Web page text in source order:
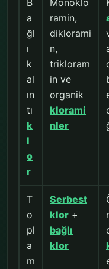
a
ğl
ı
k
al
ın
tı
k
l
o
r
ramin,
diklorami
n,
trikloram
in ve
organik
klorami
nler
T
o
pl
a
m
Serbest
klor +
bağlı
klor